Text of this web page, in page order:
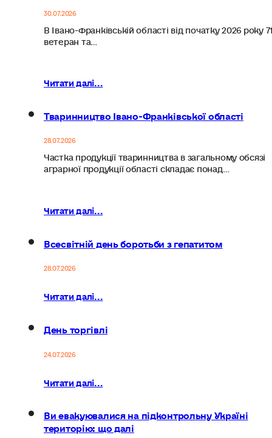
30.07.2026
В Івано-Франківській області від початку 2026 року
ветеран та…
Читати далі...
Тваринництво Івано-Франківської області
28.07.2026
Частка продукції тваринництва в загальному обсязі
аграрної продукції області складає понад…
Читати далі...
Всесвітній день боротьби з гепатитом
28.07.2026
Читати далі...
День торгівлі
24.07.2026
Читати далі...
Ви евакуювалися на підконтрольну Україні
територію: що далі